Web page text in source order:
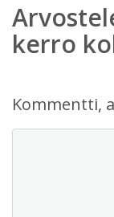
kerro
Kommentti,